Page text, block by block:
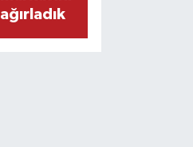
ağırladık